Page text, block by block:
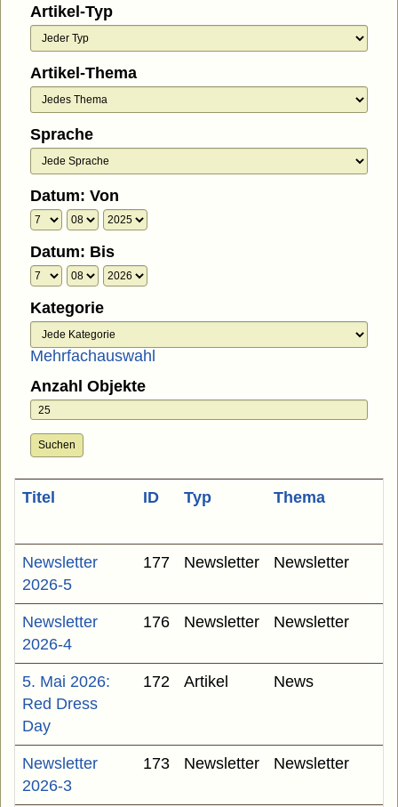
Artikel-Typ
Artikel-Thema
Sprache
Datum: Von
Datum: Bis
Kategorie
Mehrfachauswahl
Anzahl Objekte
Suchen
Titel ID Typ Thema
Newsletter
2026-5
177 Newsletter Newsletter
Newsletter
2026-4
176 Newsletter Newsletter
5. Mai 2026:
Red Dress
Day
172 Artikel News
Newsletter
2026-3
173 Newsletter Newsletter